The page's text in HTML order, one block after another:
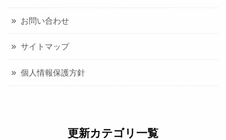
お問い合わせ
サイトマップ
個人情報保護方針
更新カテゴリ一覧